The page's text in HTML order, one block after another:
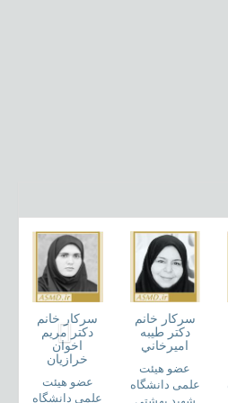
سرکار خانم
دکتر مريم
اخوان
خرازيان
عضو هیئت
علمی دانشگاه
سرکار خانم
دکتر طيبه
اميرخاني
عضو هیئت
علمی دانشگاه
شهید بهشتی